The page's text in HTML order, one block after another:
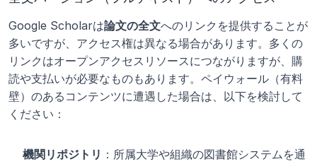
Google Scholarは論文の全文へのリンクを提供することが
多いですが、アクセス権は異なる場合があります。多くの
リンクはオープンアクセスリソースにつながりますが、購
読や支払いが必要なものもあります。ペイウォール（有料
壁）のあるコンテンツに遭遇した場合は、以下を検討して
ください：
機関リポジトリ ：所属大学や組織の図書館システムを通